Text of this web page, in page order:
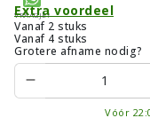
Vraagje?
Extra voordeel
Vanaf 2 stuks
Vanaf 4 stuks
Grotere afname nodig?
Vóór